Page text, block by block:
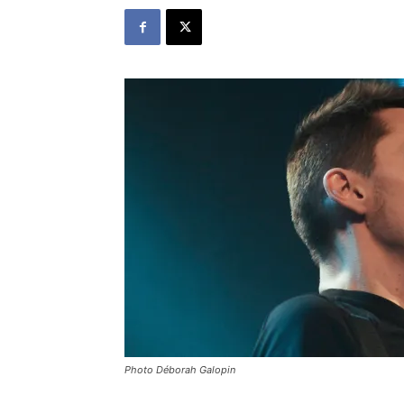
Photo Déborah Galopin